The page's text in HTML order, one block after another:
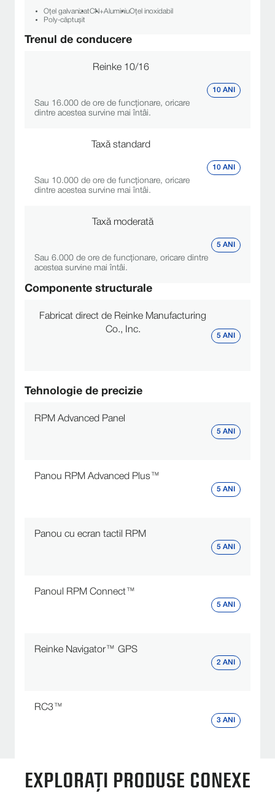
Garanție lider în industrie
CARACTERISTICI DE PERFORMANȚĂ
Înălțimi disponibile ale turnului
Supergator®: 20 ft (6,1 m)
Sugargator®: 14 ft (4,3 m)
Standard: 9 ft (2,7 m)
Oțel galvanizatCN+AluminiuOțel inoxidabil
Poly-căptușit
Trenul de conducere
Reinke 10/16
Sau 16.000 de ore de funcționare, oricare
dintre acestea survine mai întâi.
10 ANI
Taxă standard
Sau 10.000 de ore de funcționare, oricare
dintre acestea survine mai întâi.
10 ANI
Taxă moderată
Sau 6.000 de ore de funcționare, oricare dintre
acestea survine mai întâi.
5 ANI
Componente structurale
Fabricat direct de Reinke Manufacturing
Co., Inc.
5 ANI
Tehnologie de precizie
RPM Advanced Panel
5 ANI
Panou RPM Advanced Plus™
5 ANI
Panou cu ecran tactil RPM
5 ANI
Panoul RPM Connect™
5 ANI
Reinke Navigator™ GPS
2 ANI
RC3™
3 ANI
EXPLORAȚI PRODUSE CONEXE